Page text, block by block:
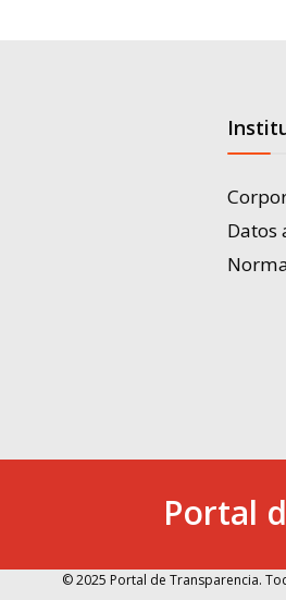
Datos
Portal
© 2025 Portal de Transparencia.